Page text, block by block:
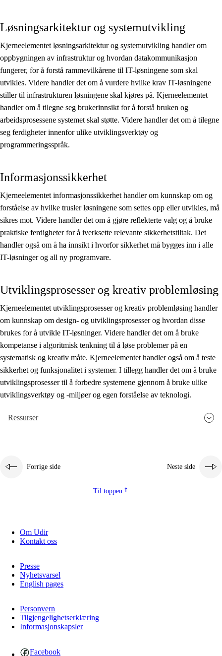
Løsningsarkitektur og systemutvikling
Kjerneelementet løsningsarkitektur og systemutvikling handler om
oppbygningen av infrastruktur og hvordan datakommunikasjon
fungerer, for å forstå rammevilkårene til IT-løsningene som skal
utvikles. Videre handler det om å vurdere hvilke krav IT-løsningene
stiller til infrastrukturen løsningene skal kjøres på. Kjerneelementet
handler om å tilegne seg brukerinnsikt for å forstå bruken og
arbeidsprosessene systemet skal støtte. Videre handler det om å tilegne
seg ferdigheter innenfor ulike utviklingsverktøy og
programmeringsspråk.
Informasjonssikkerhet
Kjerneelementet informasjonssikkerhet handler om kunnskap om og
forståelse av hvilke trusler løsningene som settes opp eller utvikles, må
sikres mot. Videre handler det om å gjøre reflekterte valg og å bruke
praktiske ferdigheter for å iverksette relevante sikkerhetstiltak. Det
handler også om å ha innsikt i hvorfor sikkerhet må bygges inn i alle
IT-løsninger og all ny programvare.
Utviklingsprosesser og kreativ problemløsing
Kjerneelementet utviklingsprosesser og kreativ problemløsing handler
om kunnskap om design- og utviklingsprosesser og hvordan disse
brukes for å utvikle IT-løsninger. Videre handler det om å bruke
kompetanse i algoritmisk tenkning til å løse problemer på en
systematisk og kreativ måte. Kjerneelementet handler også om å teste
sikkerhet og funksjonalitet i systemer. I tillegg handler det om å bruke
utviklingsprosesser til å forbedre systemene gjennom å bruke ulike
utviklingsverktøy og -miljøer og egen forståelse av teknologi.
Ressurser
Forrige side Neste side
Til toppen
Om Udir
Kontakt oss
Presse
Nyhetsvarsel
English pages
Personvern
Tilgjengelighetserklæring
Informasjonskapsler
Facebook